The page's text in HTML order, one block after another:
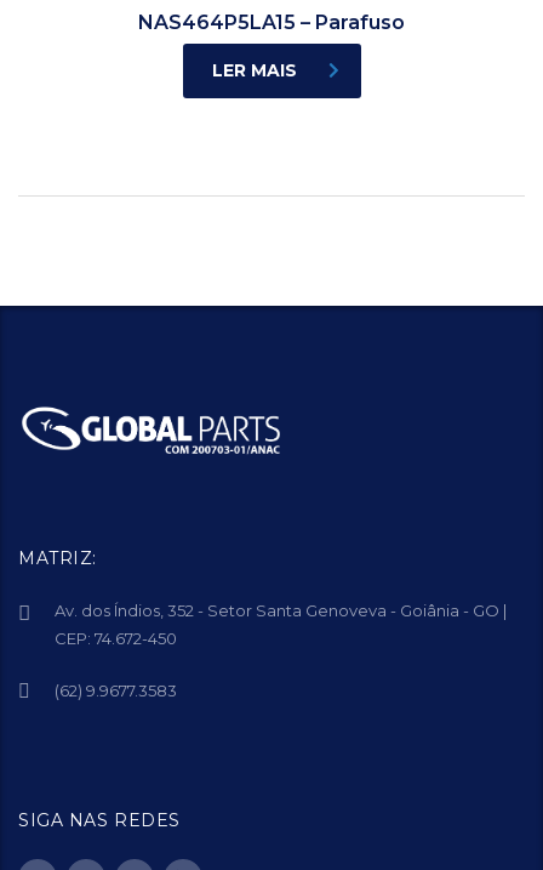
NAS464P5LA15 – Parafuso
LER MAIS
MATRIZ:
Av. dos Índios, 352 - Setor Santa Genoveva - Goiânia - GO |
CEP: 74.672-450
(62) 9.9677.3583
SIGA NAS REDES